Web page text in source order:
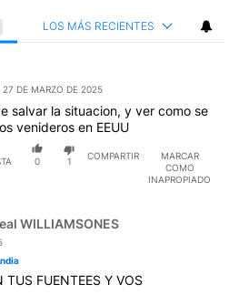
LOS MÁS RECIENTES
27 DE MARZO DE 2025
salvar la situacion, y ver como se
venideros en EEUU
0 1
COMPARTIR
MARCAR
COMO
INAPROPIADO
WILLIAMSONES
TUS FUENTEES Y VOS